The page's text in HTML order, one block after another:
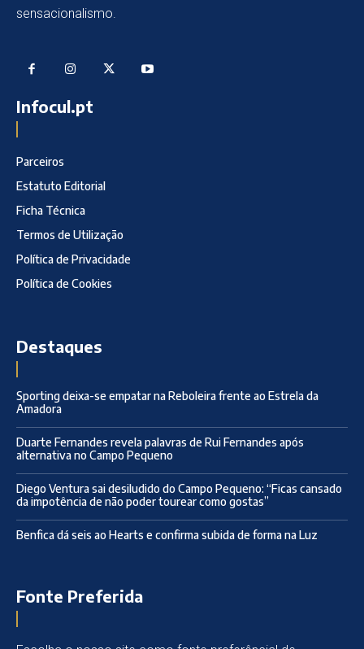
sensacionalismo.
Infocul.pt
Parceiros
Estatuto Editorial
Ficha Técnica
Termos de Utilização
Política de Privacidade
Política de Cookies
Destaques
Sporting deixa-se empatar na Reboleira frente ao Estrela da
Amadora
Duarte Fernandes revela palavras de Rui Fernandes após
alternativa no Campo Pequeno
Diego Ventura sai desiludido do Campo Pequeno: “Ficas cansado
da impotência de não poder tourear como gostas”
Benfica dá seis ao Hearts e confirma subida de forma na Luz
Fonte Preferida